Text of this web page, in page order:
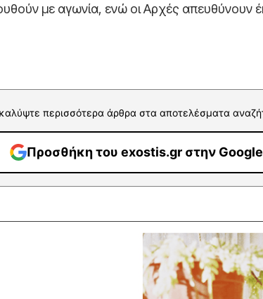
με αγωνία, ενώ οι Αρχές απευθύνουν
περισσότερα άρθρα στα αποτελέσματα
Προσθήκη του exostis.gr στην Google